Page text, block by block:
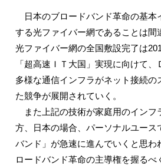
日本のブロードバンド革命の基本
する光ファイバー網であることは間
光ファイバー網の全国敷設完了は
「超高速ＩＴ大国」実現に向けて
多様な通信インフラがネット接続の
た競争が展開されていく。
また上記の技術が家庭用のインフ
方、日本の場合、パーソナルユース
バンド」が急速に進んでいくと思わ
ロードバンド革命の主導権を握るべ